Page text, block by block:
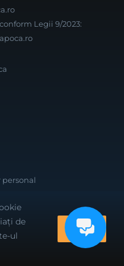
Legii 9/2023:
personal
de
ul
OK